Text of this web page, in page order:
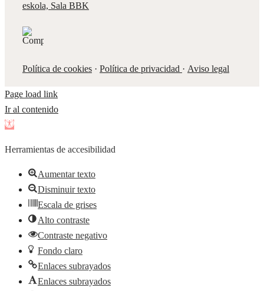
eskola, Sala BBK
Política de cookies· Política de privacidad · Aviso legal
Page load link
Ir al contenido
Abrir
de
herramientas
Herramientas de accesibilidad
Aumentar texto
Disminuir texto
Escala de grises
Alto contraste
Contraste negativo
Fondo claro
Enlaces subrayados
Enlaces subrayados